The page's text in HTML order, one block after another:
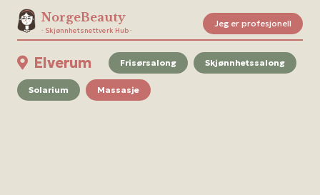
NorgeBeauty
· Skjønnhetsnettverk Hub ·
Jeg er profesjonell
Elverum Frisørsalong Skjønnhetssalong
Solarium Massasje